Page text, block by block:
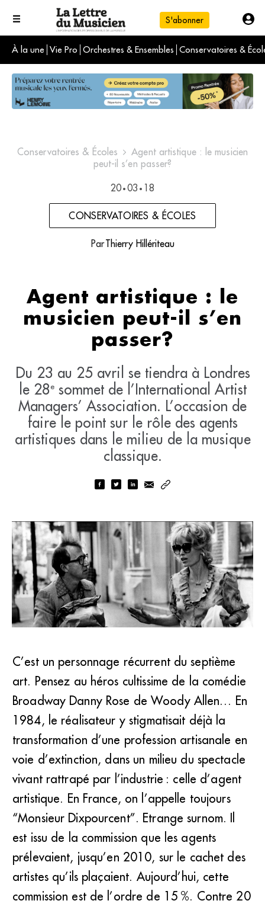
S'abonner
À la une Vie Pro Orchestres & Ensembles Conservatoires &
L'info du jour
Le numéro du mois
International
Conservatoires & Écoles
Agent artistique : le musicien
peut-il s’en passer?
20 • 03 • 18
CONSERVATOIRES & ÉCOLES
ParThierry Hillériteau
Agent artistique : le
musicien peut-il s’en
passer?
Du 23 au 25 avril se tiendra à Londres
le 28esommet de l’International Artist
Managers’ Association. L’occasion de
faire le point sur le rôle des agents
artistiques dans le milieu de la musique
classique.
Woody Allen en piètre impresario face à Mia Farrow dans
<em>Broadway Danny Rose</em>. (DR)
C’est un personnage récurrent du septième
art. Pensez au héros cultissime de la comédie
Broadway Danny Rose de Woody Allen… En
1984, le réalisateur y stigmatisait déjà la
transformation d’une profession artisanale en
voie d’extinction, dans un milieu du spectacle
vivant rattrapé par l’industrie : celle d’agent
artistique. En France, on l’appelle toujours
“Monsieur Dixpourcent”. Etrange surnom. Il
est issu de la commission que les agents
prélevaient, jusqu’en 2010, sur le cachet des
artistes qu’ils plaçaient. Aujourd’hui, cette
commission est de l’ordre de 15 %. Contre 20